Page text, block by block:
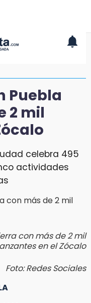
Puebla
2 mil
celebra 495
actividades
con más de 2 mil
en el Zócalo
Foto: Redes Sociales